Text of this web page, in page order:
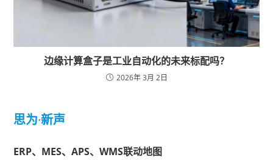
边缘计算盒子是工业自动化的未来标配吗？
2026年 3月 2日
思为·新声
ERP、MES、APS、WMS联动地图